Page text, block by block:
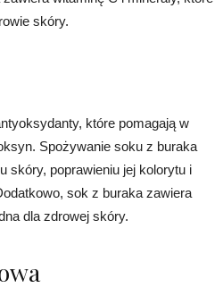
skóry.
które pomagają w
Spożywanie soku z buraka
skóry, poprawieniu jej kolorytu i
sok z buraka zawiera
dla zdrowej skóry.